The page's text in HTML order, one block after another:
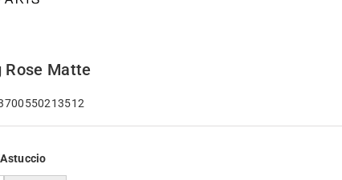
Rose Matte